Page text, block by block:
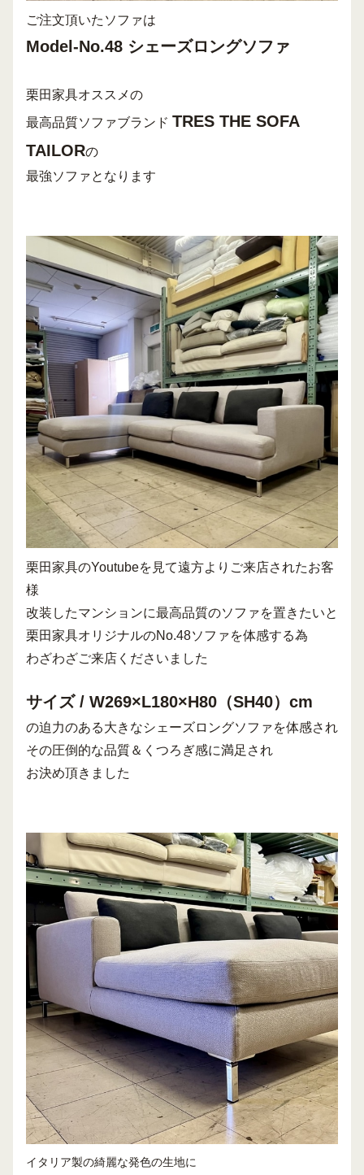
ご注文頂いたソファは
Model-No.48 シェーズロングソファ
栗田家具オススメの
最高品質ソファブランド TRES THE SOFA
TAILORの
最強ソファとなります
栗田家具のYoutubeを見て遠方よりご来店されたお客
様
改装したマンションに最高品質のソファを置きたいと
栗田家具オリジナルのNo.48ソファを体感する為
わざわざご来店くださいました
サイズ / W269×L180×H80（SH40）cm
の迫力のある大きなシェーズロングソファを体感され
その圧倒的な品質＆くつろぎ感に満足され
お決め頂きました
イタリア製の綺麗な発色の生地に